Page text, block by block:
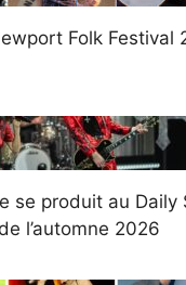
Folk Festival
se produit au Daily
l’automne 2026